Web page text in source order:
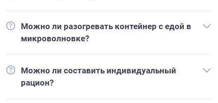
Можно ли разогревать контейнер с едой в
микроволновке?
Можно ли составить индивидуальный
рацион?